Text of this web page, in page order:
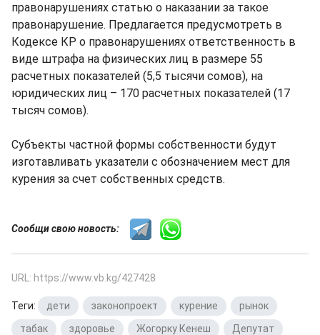
правонарушениях статью о наказании за такое
правонарушение. Предлагается предусмотреть в
Кодексе КР о правонарушениях ответственность в
виде штрафа на физических лиц в размере 55
расчетных показателей (5,5 тысячи сомов), на
юридических лиц – 170 расчетных показателей (17
тысяч сомов).
Субъекты частной формы собственности будут
изготавливать указатели с обозначением мест для
курения за счет собственных средств.
Сообщи свою новость:
URL: https://www.vb.kg/427428
Теги: дети законопроект курение рынок
табак
здоровье Жогорку Кенеш Депутат